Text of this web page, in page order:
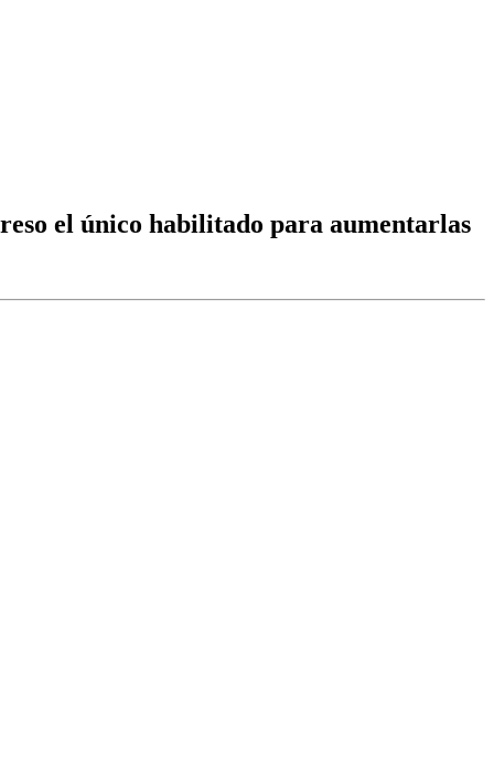
el único habilitado para aumentarlas